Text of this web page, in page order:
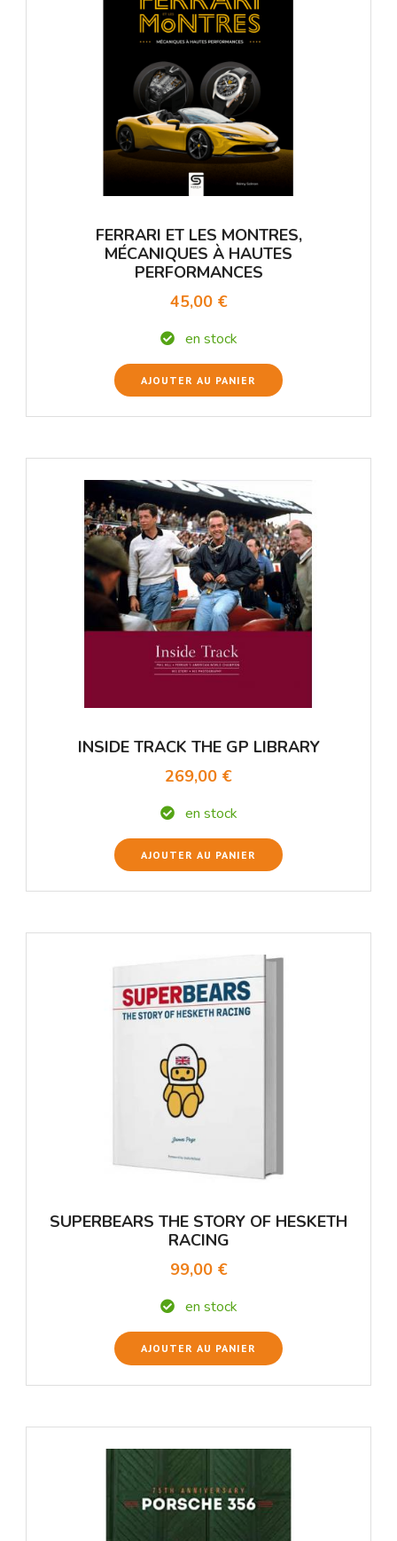
FERRARI ET LES MONTRES,
MÉCANIQUES À HAUTES
PERFORMANCES
45,00 €
en stock
AJOUTER AU PANIER
INSIDE TRACK THE GP LIBRARY
269,00 €
en stock
AJOUTER AU PANIER
SUPERBEARS THE STORY OF HESKETH
RACING
99,00 €
en stock
AJOUTER AU PANIER